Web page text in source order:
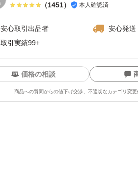
（1451） 本人確認済
安心取引出品者
安心発送
取引実績99+
価格の相談
商品への質問からの値下げ交渉、不適切なカテゴリ変